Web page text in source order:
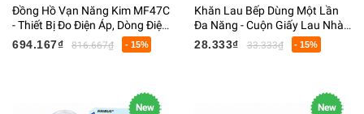
Đồng Hồ Vạn Năng Kim MF47C
- Thiết Bị Đo Điện Áp, Dòng Điện
Và Điện Trở Chuyên Dụng
694.167₫ 816.667₫ - 15%
Khăn Lau Bếp Dùng Một Lần
Đa Năng - Cuộn Giấy Lau Nhà
Bếp Siêu Thấm Hút - Khăn Vệ
Sinh Gia Dụng Cao Cấp
28.333₫ 33.333₫ - 15%
New New